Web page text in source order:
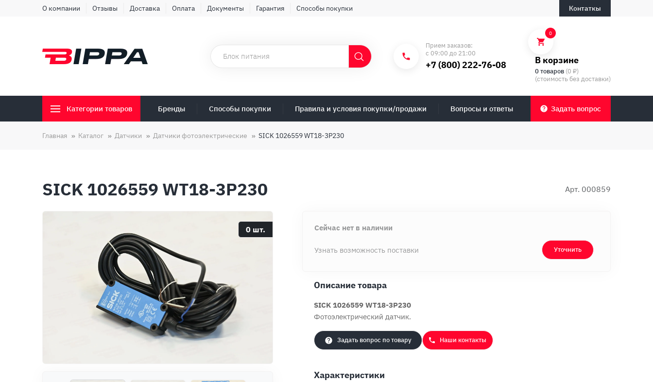
О компании Отзывы Доставка Оплата Документы Гарантия Способы покупки Контаткы
Прием заказов:
с 09:00 до 21:00
+7 (800) 222-76-08
0
В корзине
0 товаров (0 ₽)
(стоимость без доставки)
Категории товаров Бренды Способы покупки Правила и условия покупки/продажи Вопросы и ответы Задать вопрос
Главная Каталог Датчики Датчики фотоэлектрические SICK 1026559 WT18-3P230
SICK 1026559 WT18-3P230 Арт. 000859
0 шт. Сейчас нет в наличии
Узнать возможность поставки Уточнить
Описание товара
SICK 1026559 WT18-3P230
Фотоэлектрический датчик.
Задать вопрос по товару Наши контакты
Характеристики